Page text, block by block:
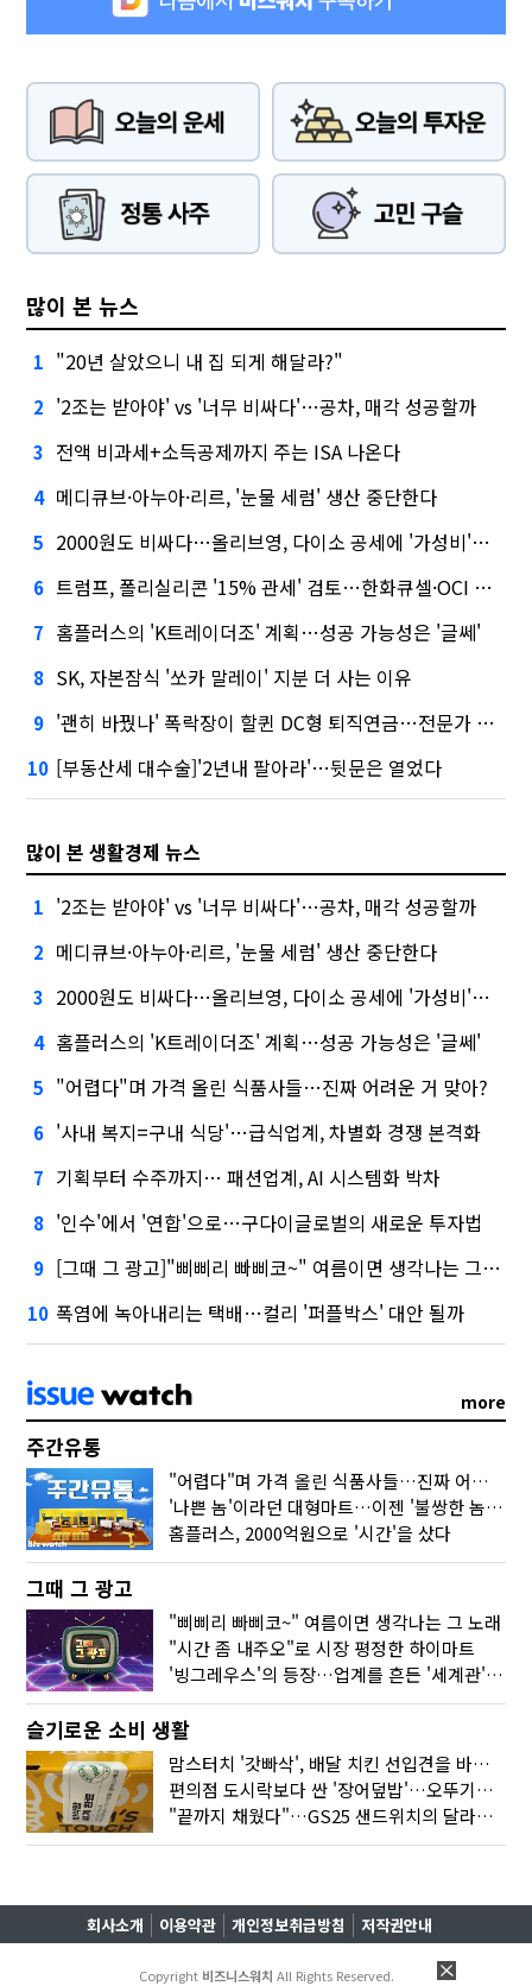
많이 본 뉴스
1 "20년 살았으니 내 집 되게 해달라?"
2 '2조는 받아야' vs '너무 비싸다'…공차, 매각 성공할까
3 전액 비과세+소득공제까지 주는 ISA 나온다
4 메디큐브·아누아·리르, '눈물 세럼' 생산 중단한다
5 2000원도 비싸다…올리브영, 다이소 공세에 '가성비'로 맞불
6 트럼프, 폴리실리콘 '15% 관세' 검토…한화큐셀·OCI 영향은?
7 홈플러스의 'K트레이더조' 계획…성공 가능성은 '글쎄'
8 SK, 자본잠식 '쏘카 말레이' 지분 더 사는 이유
9 '괜히 바꿨나' 폭락장이 할퀸 DC형 퇴직연금…전문가 조언은
10 [부동산세 대수술]'2년내 팔아라'…뒷문은 열었다
많이 본 생활경제 뉴스
1 '2조는 받아야' vs '너무 비싸다'…공차, 매각 성공할까
2 메디큐브·아누아·리르, '눈물 세럼' 생산 중단한다
3 2000원도 비싸다…올리브영, 다이소 공세에 '가성비'로 맞불
4 홈플러스의 'K트레이더조' 계획…성공 가능성은 '글쎄'
5 "어렵다"며 가격 올린 식품사들…진짜 어려운 거 맞아?
6 '사내 복지=구내 식당'…급식업계, 차별화 경쟁 본격화
7 기획부터 수주까지… 패션업계, AI 시스템화 박차
8 '인수'에서 '연합'으로…구다이글로벌의 새로운 투자법
9 [그때 그 광고]"삐삐리 빠삐코~" 여름이면 생각나는 그 노래
10 폭염에 녹아내리는 택배…컬리 '퍼플박스' 대안 될까
more
주간유통
"어렵다"며 가격 올린 식품사들…진짜 어려운 거 맞아?
'나쁜 놈'이라던 대형마트…이젠 '불쌍한 놈' 됐다
홈플러스, 2000억원으로 '시간'을 샀다
그때 그 광고
"삐삐리 빠삐코~" 여름이면 생각나는 그 노래
"시간 좀 내주오"로 시장 평정한 하이마트
'빙그레우스'의 등장…업계를 흔든 '세계관' 마케팅
슬기로운 소비 생활
맘스터치 '갓빠삭', 배달 치킨 선입견을 바꿨다
편의점 도시락보다 싼 '장어덮밥'…오뚜기가 해냈다
"끝까지 채웠다"…GS25 샌드위치의 달라진 '속'사정
회사소개 이용약관 개인정보취급방침 저작권안내
Copyright 비즈니스워치 All Rights Reserved.